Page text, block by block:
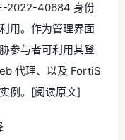
2022-40684 身份
用。作为管理界面
参与者可利用其登
代理、以及 FortiS
例。[阅读原文]